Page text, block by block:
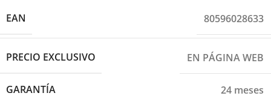
EAN 80596028633
PRECIO EXCLUSIVO EN PÁGINA WEB
GARANTÍA
24 meses